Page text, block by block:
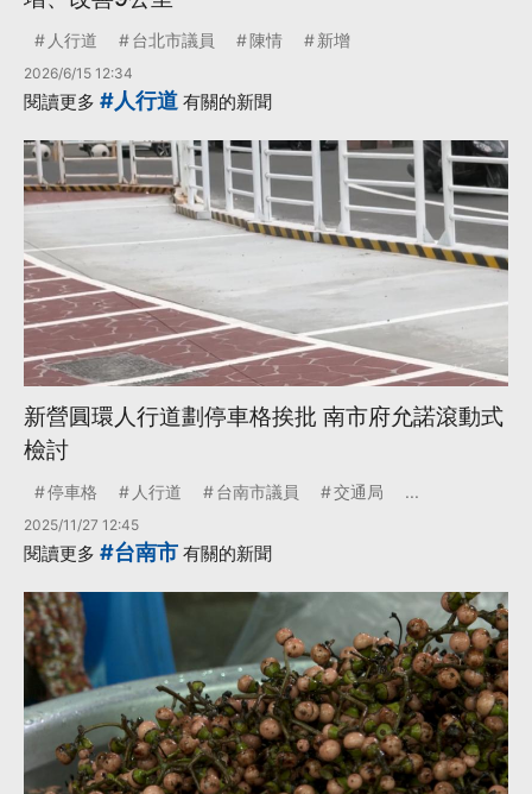
人行道 台北市議員 陳情 新增
2026/6/15 12:34
閱讀更多 #人行道 有關的新聞
新營圓環人行道劃停車格挨批 南市府允諾滾動式
檢討
停車格 人行道 台南市議員 交通局 ...
2025/11/27 12:45
閱讀更多 #台南市 有關的新聞